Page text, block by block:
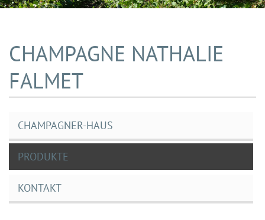
CHAMPAGNE NATHALIE
FALMET
CHAMPAGNER-HAUS
PRODUKTE
KONTAKT